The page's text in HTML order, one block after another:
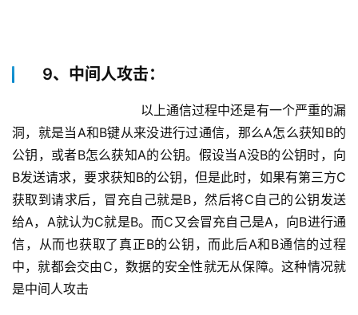
9、中间人攻击：
洞，就是当A和B键从来没进行过通信，那么A怎么获知B的
公钥，或者B怎么获知A的公钥。假设当A没B的公钥时，向
B发送请求，要求获知B的公钥，但是此时，如果有第三方C
获取到请求后，冒充自己就是B，然后将C自己的公钥发送
给A，A就认为C就是B。而C又会冒充自己是A，向B进行通
信，从而也获取了真正B的公钥，而此后A和B通信的过程
中，就都会交由C，数据的安全性就无从保障。这种情况就
是中间人攻击